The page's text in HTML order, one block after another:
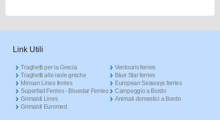
Link Utili
Traghetti per la Grecia
Traghetti alle isole greche
Minoan Lines ferries
Superfast Ferries - Bluestar Ferries
Grimaldi Lines
Grimaldi Euromed
Ventouris ferries
Blue Star ferries
European Seaways ferries
Campeggio a Bordo
Animali domestici a Bordo